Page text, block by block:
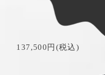
137,500円(税込)